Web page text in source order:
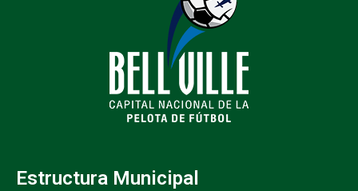
Estructura Municipal